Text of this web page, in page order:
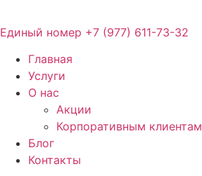
Единый номер +7 (977) 611-73-32
Главная
Услуги
О нас
Акции
Корпоративным клиентам
Блог
Контакты